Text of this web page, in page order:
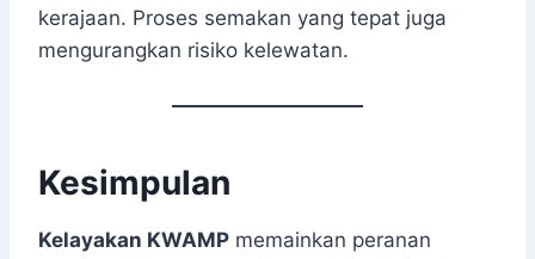
kerajaan. Proses semakan yang tepat juga
mengurangkan risiko kelewatan.
Kesimpulan
Kelayakan KWAMP memainkan peranan